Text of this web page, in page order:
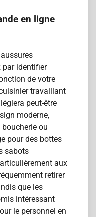
en ligne
par identifier
de votre
travaillant
peut-être
moderne,
ou
pour des bottes
sabots
aux
retirer
que les
intéressant
le personnel en